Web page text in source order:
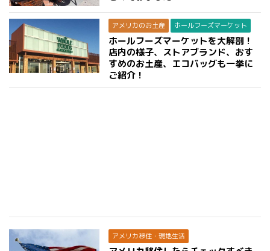
アメリカのお土産 ホールフーズマーケット
ホールフーズマーケットを大解剖！
店内の様子、ストアブランド、おす
すめのお土産、エコバッグも一挙に
ご紹介！
アメリカ移住・現地生活